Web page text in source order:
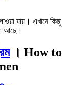
যায়। এখানে কিছু
আছে।
। How to